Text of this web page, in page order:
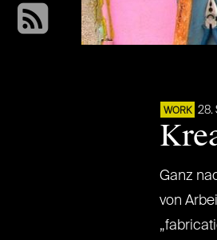
WORK 28.
Ganz
von